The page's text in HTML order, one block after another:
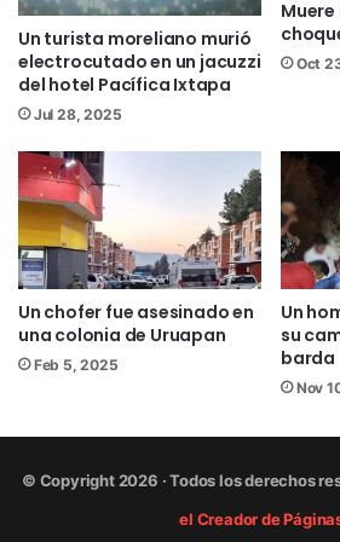
Un turista moreliano murió
electrocutado en un jacuzzi
del hotel Pacífica Ixtapa
Jul 28, 2025
Oct
Un chofer fue asesinado en
una colonia de Uruapan
Feb 5, 2025
Un
su
barda
Nov
© Copyright 2026 · Todos los derechos
el Creador de